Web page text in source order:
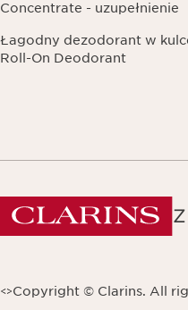
Concentrate - uzupełnienie
Łagodny dezodorant w
Roll-On Deodorant
Copyright © Clarins. All
<>